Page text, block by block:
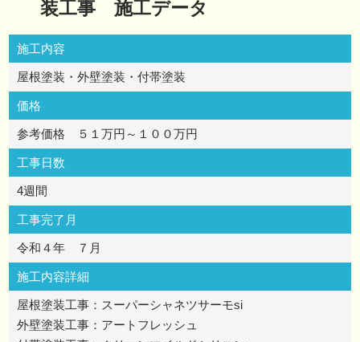
装工事 施工データ
施工内容
屋根塗装・外壁塗装・付帯塗装
価格
参考価格 ５１万円～１００万円
工事日数
4週間
工事完了月
令和４年 ７月
施工内容詳細
屋根塗装工事：スーパーシャネツサーモsi
外壁塗装工事：アートフレッシュ